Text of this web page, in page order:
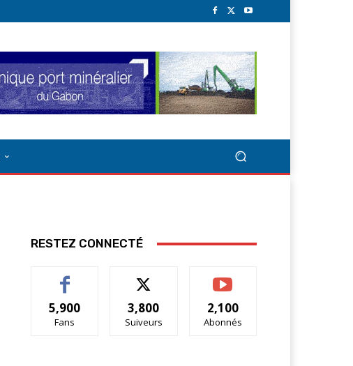
RESTEZ CONNECTÉ
5,900
Fans
3,800
Suiveurs
2,100
Abonnés